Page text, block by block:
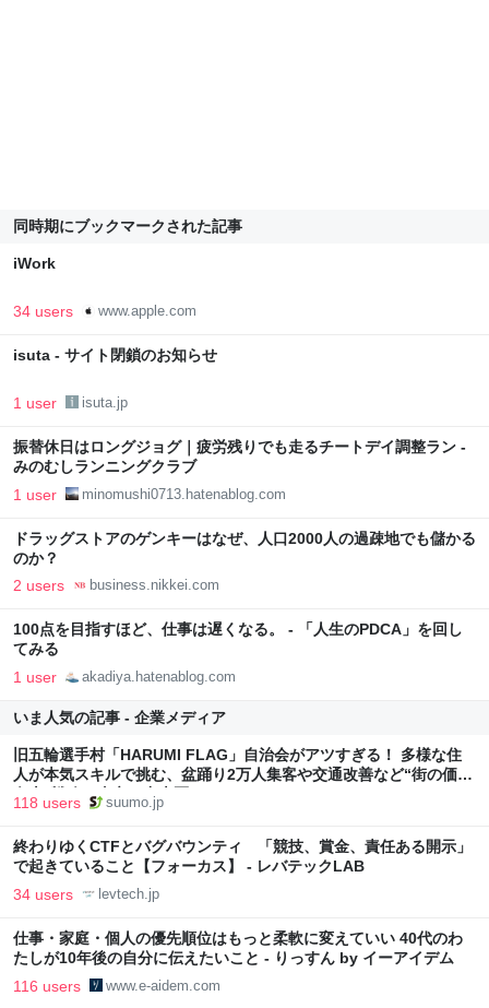
同時期にブックマークされた記事
iWork
34 users www.apple.com
isuta - サイト閉鎖のお知らせ
1 user isuta.jp
振替休日はロングジョグ｜疲労残りでも走るチートデイ調整ラン -
みのむしランニングクラブ
1 user minomushi0713.hatenablog.com
ドラッグストアのゲンキーはなぜ、人口2000人の過疎地でも儲かる
のか？
2 users business.nikkei.com
100点を目指すほど、仕事は遅くなる。 - 「人生のPDCA」を回し
てみる
1 user akadiya.hatenablog.com
いま人気の記事 - 企業メディア
旧五輪選手村「HARUMI FLAG」自治会がアツすぎる！ 多様な住
人が本気スキルで挑む、盆踊り2万人集客や交通改善など“街の価値
向上”戦略 東京・中央区
118 users suumo.jp
終わりゆくCTFとバグバウンティ 「競技、賞金、責任ある開示」
で起きていること【フォーカス】 - レバテックLAB
34 users levtech.jp
仕事・家庭・個人の優先順位はもっと柔軟に変えていい 40代のわ
たしが10年後の自分に伝えたいこと - りっすん by イーアイデム
116 users www.e-aidem.com